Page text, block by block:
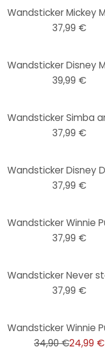
37,99 €
39,99 €
37,99 €
37,99 €
37,99 €
37,99 €
34,90 €24,99 €